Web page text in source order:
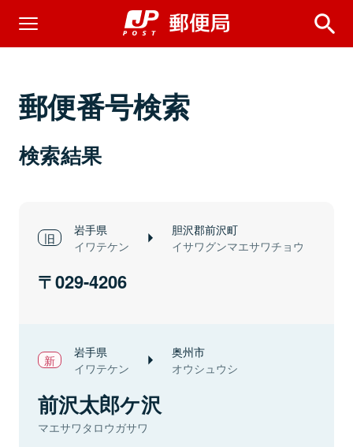
郵便番号検索
検索結果
岩手県
イワテケン
胆沢郡前沢町
イサワグンマエサワチョウ
029-4206
岩手県
イワテケン
奥州市
オウシュウシ
前沢太郎ケ沢
マエサワタロウガサワ